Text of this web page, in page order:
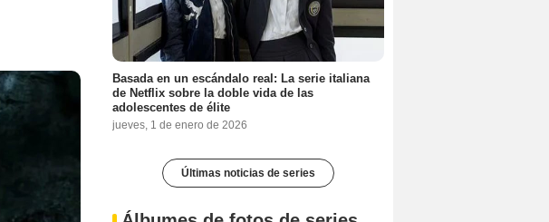
Basada en un escándalo real: La serie italiana
de Netflix sobre la doble vida de las
adolescentes de élite
jueves, 1 de enero de 2026
Últimas noticias de series